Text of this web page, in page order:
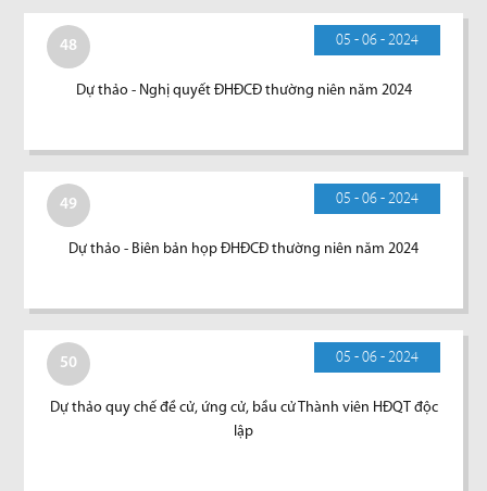
48 05 - 06 - 2024
Dự thảo - Nghị quyết ĐHĐCĐ thường niên năm 2024
49 05 - 06 - 2024
Dự thảo - Biên bản họp ĐHĐCĐ thường niên năm 2024
50 05 - 06 - 2024
Dự thảo quy chế đề cử, ứng cử, bầu cử Thành viên HĐQT độc
lập